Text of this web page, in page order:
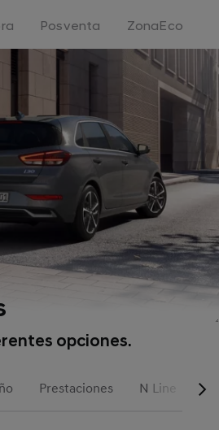
Posventa
ZonaEco
opciones.
Prestaciones N Line